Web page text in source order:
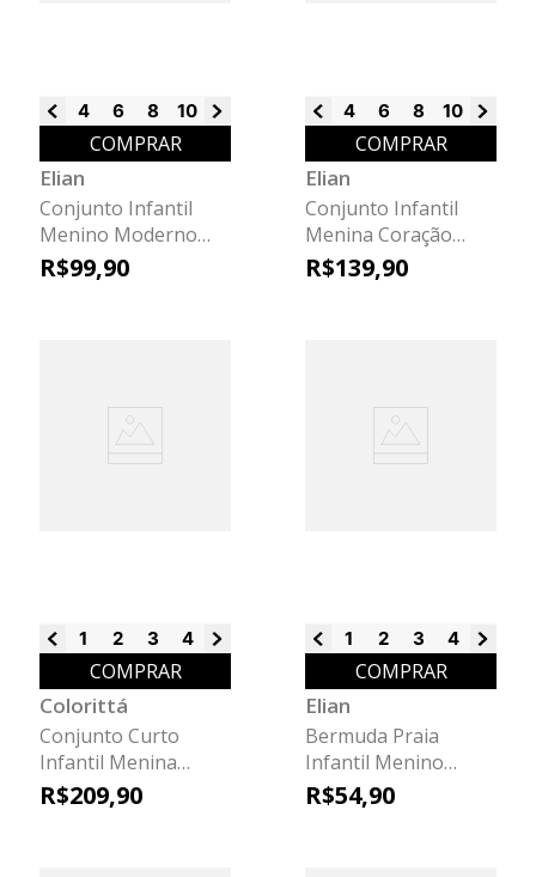
4 6 8 10 12
COMPRAR
Elian
Conjunto Infantil
Menino Moderno
Elian Azul
R$99,90
4 6 8 10 12
COMPRAR
Elian
Conjunto Infantil
Menina Coração
Brilho Elian Branco
R$139,90
1 2 3 4 6
COMPRAR
Colorittá
Conjunto Curto
Infantil Menina
Babados Colorittá
R$209,90
1 2 3 4 6
COMPRAR
Elian
Bermuda Praia
Infantil Menino
Proteção Solar Elian
R$54,90